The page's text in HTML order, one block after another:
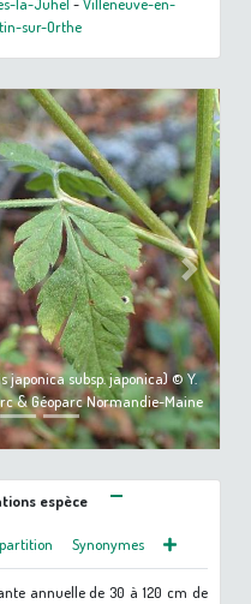
sur-Orthe
japonica subsp. japonica) © Y.
& Géoparc Normandie-Maine
Next
espèce
Synonymes
annuelle de 30 à 120 cm de